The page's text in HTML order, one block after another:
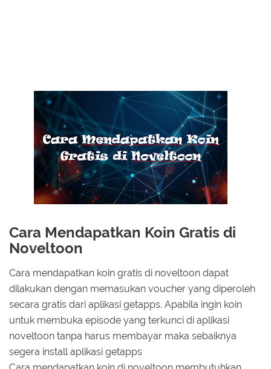
Cara Mendapatkan Koin Gratis di
Noveltoon
Cara mendapatkan koin gratis di noveltoon dapat
dilakukan dengan memasukan voucher yang diperoleh
secara gratis dari aplikasi getapps. Apabila ingin koin
untuk membuka episode yang terkunci di aplikasi
noveltoon tanpa harus membayar maka sebaiknya
segera install aplikasi getapps